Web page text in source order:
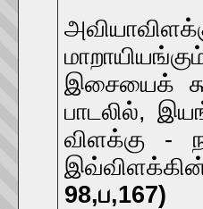
இசையைக்
பாடலில்,
விளக்கு -
98,ப,167)